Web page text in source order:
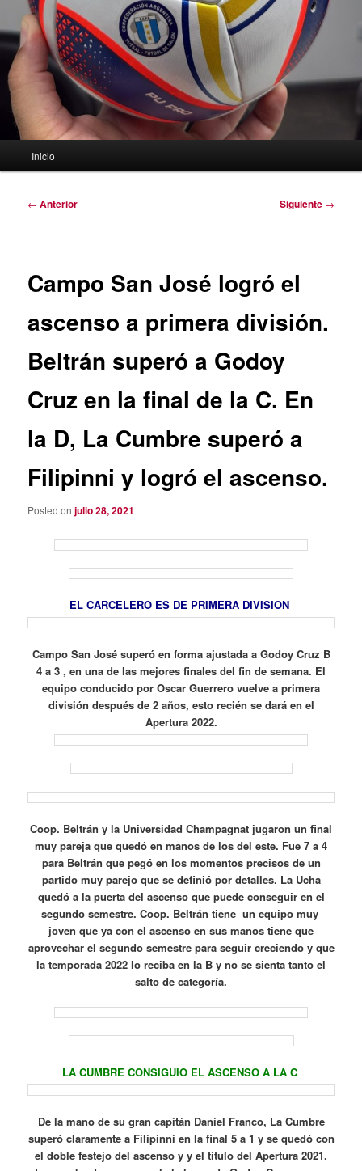
Inicio
Navegación
← Anterior Siguiente →
Campo San José logró el
ascenso a primera división.
Beltrán superó a Godoy
Cruz en la final de la C. En
la D, La Cumbre superó a
Filipinni y logró el ascenso.
Posted onjulio 28, 2021
EL CARCELERO ES DE PRIMERA DIVISION
Campo San José superó en forma ajustada a Godoy Cruz B
4 a 3 , en una de las mejores finales del fin de semana. El
equipo conducido por Oscar Guerrero vuelve a primera
división después de 2 años, esto recién se dará en el
Apertura 2022.
Coop. Beltrán y la Universidad Champagnat jugaron un final
muy pareja que quedó en manos de los del este. Fue 7 a 4
para Beltrán que pegó en los momentos precisos de un
partido muy parejo que se definió por detalles. La Ucha
quedó a la puerta del ascenso que puede conseguir en el
segundo semestre. Coop. Beltrán tiene un equipo muy
joven que ya con el ascenso en sus manos tiene que
aprovechar el segundo semestre para seguir creciendo y que
la temporada 2022 lo reciba en la B y no se sienta tanto el
salto de categoría.
LA CUMBRE CONSIGUIO EL ASCENSO A LA C
De la mano de su gran capitán Daniel Franco, La Cumbre
superó claramente a Filipinni en la final 5 a 1 y se quedó con
el doble festejo del ascenso y y el titulo del Apertura 2021.